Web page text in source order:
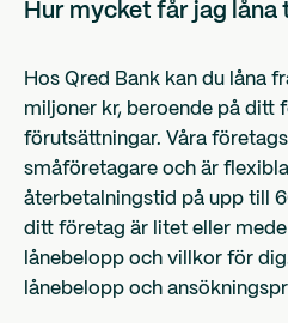
Hur mycket får jag
Hos Qred Bank kan du låna
miljoner kr, beroende på ditt
förutsättningar. Våra
småföretagare och är
återbetalningstid på upp till
ditt företag är litet eller
lånebelopp och villkor för
lånebelopp och